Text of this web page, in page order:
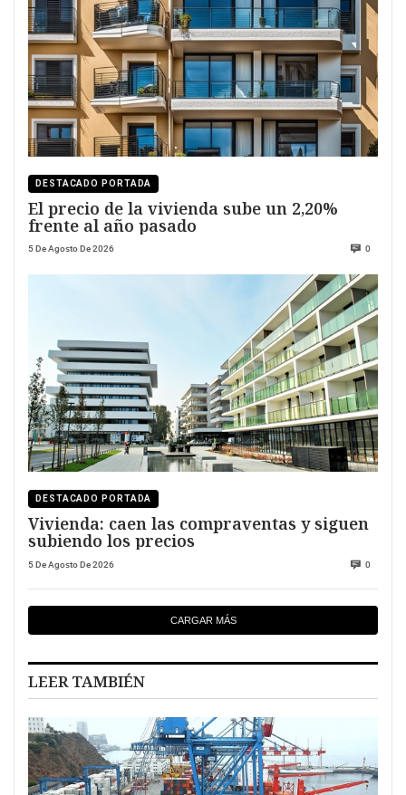
DESTACADO PORTADA
El precio de la vivienda sube un 2,20%
frente al año pasado
5 De Agosto De 2026 0
DESTACADO PORTADA
Vivienda: caen las compraventas y siguen
subiendo los precios
5 De Agosto De 2026 0
CARGAR MÁS
LEER TAMBIÉN